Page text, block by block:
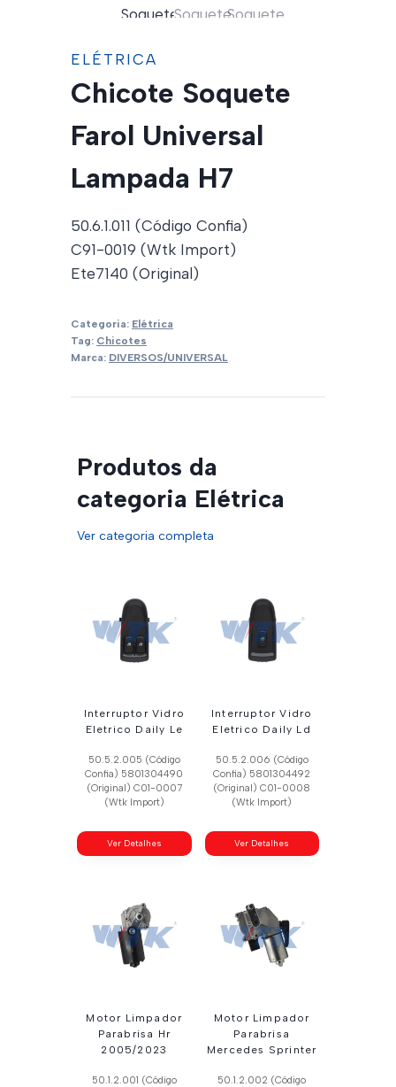
ELÉTRICA
Chicote Soquete
Farol Universal
Lampada H7
50.6.1.011 (Código Confia)
C91-0019 (Wtk Import)
Ete7140 (Original)
Categoria: Elétrica
Tag: Chicotes
Marca: DIVERSOS/UNIVERSAL
Produtos da
categoria Elétrica
Ver categoria completa
Interruptor Vidro
Eletrico Daily Le
50.5.2.005 (Código
Confia) 5801304490
(Original) C01-0007
(Wtk Import)
Ver Detalhes
Interruptor Vidro
Eletrico Daily Ld
50.5.2.006 (Código
Confia) 5801304492
(Original) C01-0008
(Wtk Import)
Ver Detalhes
Motor Limpador
Parabrisa Hr
2005/2023
50.1.2.001 (Código
Motor Limpador
Parabrisa
Mercedes Sprinter
50.1.2.002 (Código